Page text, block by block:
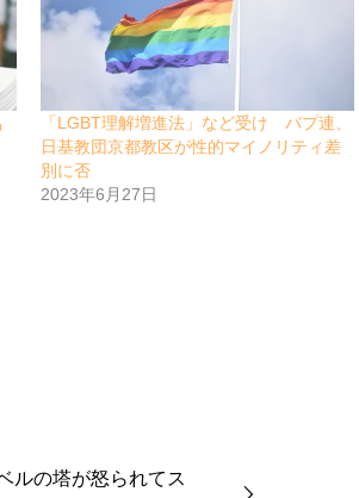
「LGBT理解増進法」など受け バプ連、
日基教団京都教区が性的マイノリティ差
別に否
2023年6月27日
ルの塔が怒られてス